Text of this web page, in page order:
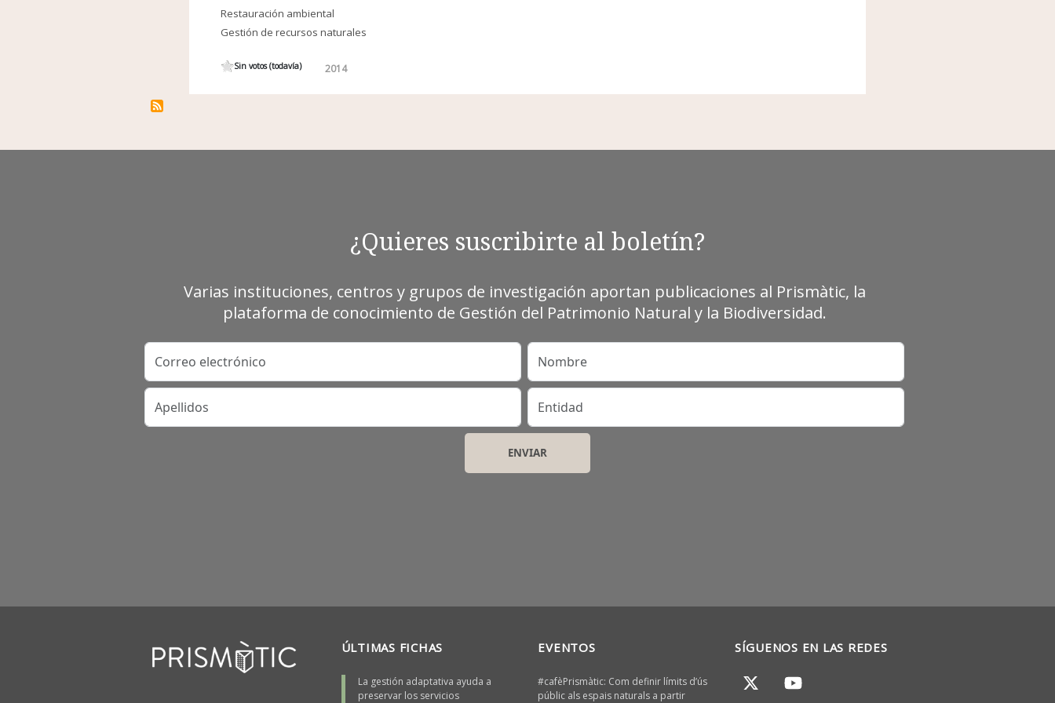
Restauración ambiental
Gestión de recursos naturales
Sin votos (todavía) 2014
¿Quieres suscribirte al boletín?
Varias instituciones, centros y grupos de investigación aportan publicaciones al Prismàtic, la
plataforma de conocimiento de Gestión del Patrimonio Natural y la Biodiversidad.
Correo electrónico Nombre
Apellidos Entidad
ÚLTIMAS FICHAS
La gestión adaptativa ayuda a
preservar los servicios
EVENTOS
#cafèPrismàtic: Com definir límits d’ús
públic als espais naturals a partir
SÍGUENOS EN LAS REDES